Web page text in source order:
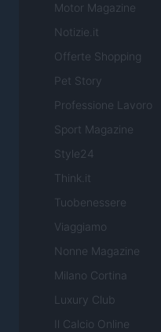
Motor Magazine
Notizie.it
Offerte Shopping
Pet Story
Professione Lavoro
Sport Magazine
Style24
Think.it
Tuobenessere
Viaggiamo
Nonne Magazine
Milano Cortina
Luxury Club
Il Calcio Online